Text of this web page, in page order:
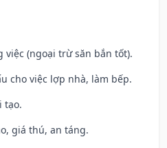
việc (ngoại trừ săn bắn tốt).
cho việc lợp nhà, làm bếp.
tạo.
giá thú, an táng.